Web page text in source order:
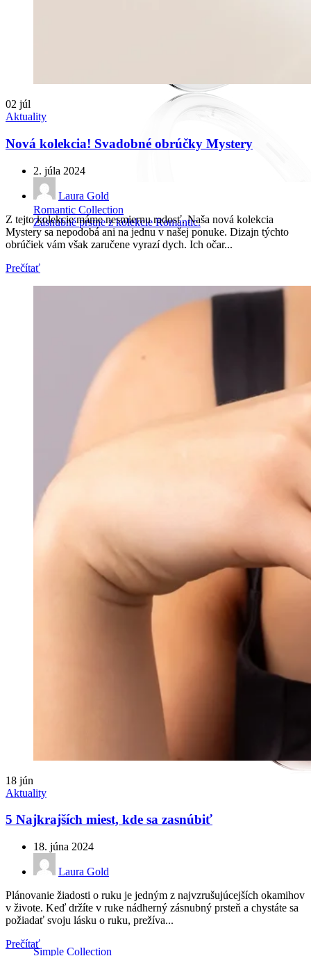
Romantic Collection
Zásnubné prstne z kolekcie Romantic.
Simple Collection
02 júl
Aktuality
Nová kolekcia! Svadobné obrúčky Mystery
2. júla 2024
Laura Gold
Z tejto kolekcie máme nesmiernu radosť. Naša nová kolekcia
Mystery sa nepodobá ani na jednu v našej ponuke. Dizajn týchto
obrúčiek vám však zaručene vyrazí dych. Ich očar...
Prečítať
18 jún
Aktuality
5 Najkrajších miest, kde sa zasnúbiť
18. júna 2024
Laura Gold
Plánovanie žiadosti o ruku je jedným z najvzrušujúcejších okamihov
v živote. Keď držíte v ruke nádherný zásnubný prsteň a chystáte sa
požiadať svoju lásku o ruku, prežíva...
Prečítať